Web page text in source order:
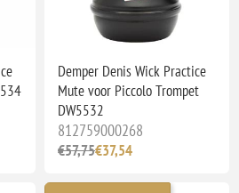
Demper Denis Wick Practice
Mute voor Piccolo Trompet
DW5532
812759000268
€57,75€37,54